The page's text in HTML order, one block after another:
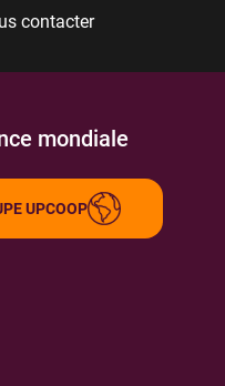
contacter
mondiale
UPCOOP